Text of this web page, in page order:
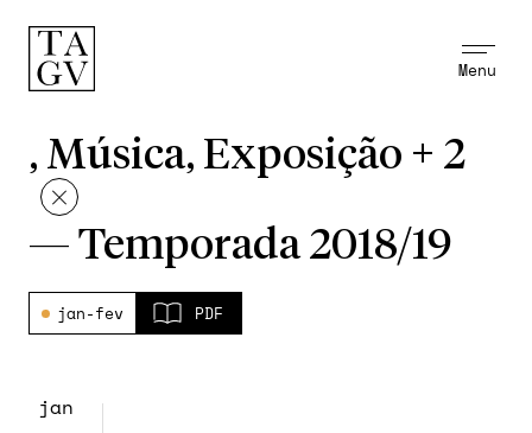
Menu
, Música, Exposição + 2
— Temporada 2018/19
jan-fev PDF
jan